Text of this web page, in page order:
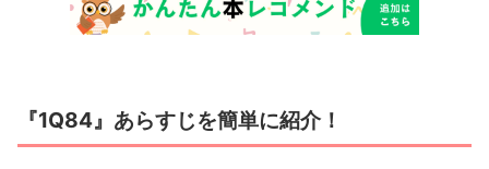
『1Q84』あらすじを簡単に紹介！